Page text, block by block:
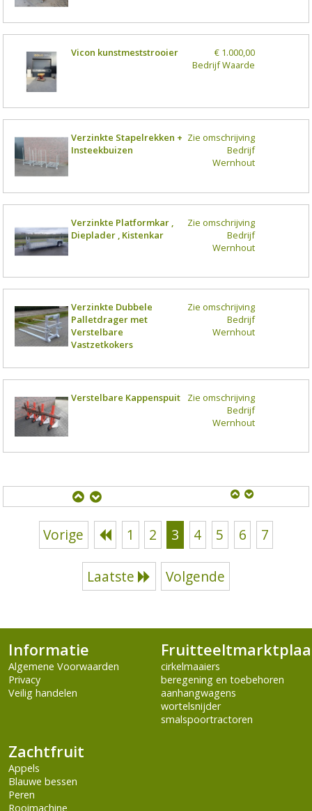
Vicon kunstmeststrooier
€ 1.000,00
BedrijfWaarde
Verzinkte Stapelrekken +
Insteekbuizen
Zie omschrijving
Bedrijf
Wernhout
Verzinkte Platformkar ,
Dieplader , Kistenkar
Zie omschrijving
Bedrijf
Wernhout
Verzinkte Dubbele
Palletdrager met
Verstelbare
Vastzetkokers
Zie omschrijving
Bedrijf
Wernhout
Verstelbare Kappenspuit
Zie omschrijving
Bedrijf
Wernhout
Vorige 1 2 3 4 5 6 7
Laatste Volgende
Informatie
Algemene Voorwaarden
Privacy
Veilig handelen
cirkelmaaiers
beregening en toebehoren
aanhangwagens
wortelsnijder
smalspoortractoren
Zachtfruit
Appels
Blauwe bessen
Peren
Rooimachine